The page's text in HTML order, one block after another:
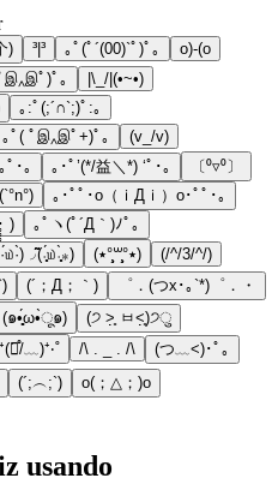
) ³|³ ｡ﾟ(ﾟ´(00)`ﾟ)ﾟ｡
o)-(o
இ‸இﾟ)ﾟ｡
|\_/|(•~•)
｡:ﾟ(;´∩`;)ﾟ:｡
｡ﾟ( ﾟஇ‸இﾟ+)ﾟ｡
(v_/v)
ﾟ･｡ ｡･ﾟ’(*/益＼*) ‘ﾟ･｡
〔⁰▿⁰〕
(`°n°)
｡･ﾟﾟ･o（ｉДｉ）o･ﾟﾟ･｡
)
｡ﾟヽ(ﾟ´Д｀)ﾉﾟ｡
͂͂(˒̩̩̥́௰˓̩̩̥̀⁎) (٭°̧̧̧꒳°̧̧̧٭)
(/^/3/^/)
(´；Д；｀)
゜．(つx･｡`*)゜．・
(๑•̥̥̥́ω•̀ू๑)
(੭ ˃̣̣̥ ㅂ˂̣̣̥)੭ु
๑̊/﹏)⁺‧˚ /\ . _ . /\
(つ﹏<)･ﾟ｡
(´;︵;`)
o(；△；)o
usando